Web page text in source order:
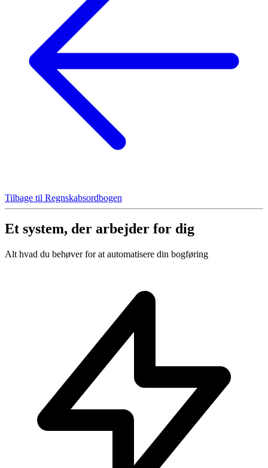
Tilbage til Regnskabsordbogen
Et system, der arbejder for dig
Alt hvad du behøver for at automatisere din bogføring